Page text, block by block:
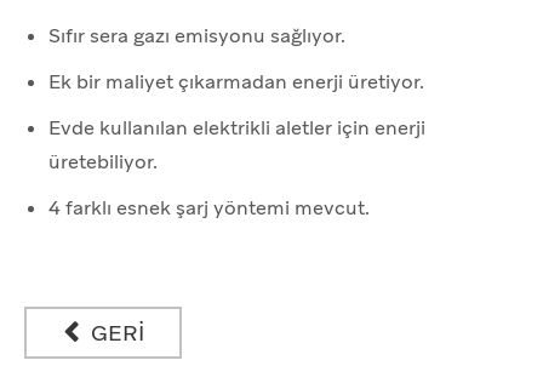
Sıfır sera gazı emisyonu sağlıyor.
Ek bir maliyet çıkarmadan enerji üretiyor.
Evde kullanılan elektrikli aletler için enerji
üretebiliyor.
4 farklı esnek şarj yöntemi mevcut.
GERİ